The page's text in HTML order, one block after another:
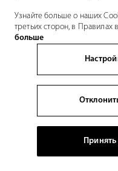
Узнайте больше о наших
третьих сторон, в
больше